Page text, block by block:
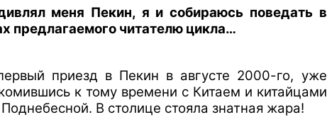
меня Пекин, я и собираюсь поведать в
предлагаемого читателю цикла…
приезд в Пекин в августе 2000-го, уже
к тому времени с Китаем и китайцами
В столице стояла знатная жара!